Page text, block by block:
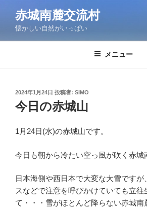
ン
赤城南麓交流村
懐かしい自然がいっぱい
メニュー
投
稿
日:
2024年1月24日 投稿者: SIMO
今日の赤城山
1月24日(水)の赤城山です。
今日も朝から冷たい空っ風が吹く赤城
日本海側や西日本で大変な大雪ですが
スなどで注意を呼びかけていても立往
て・・・雪がほとんど降らない赤城南